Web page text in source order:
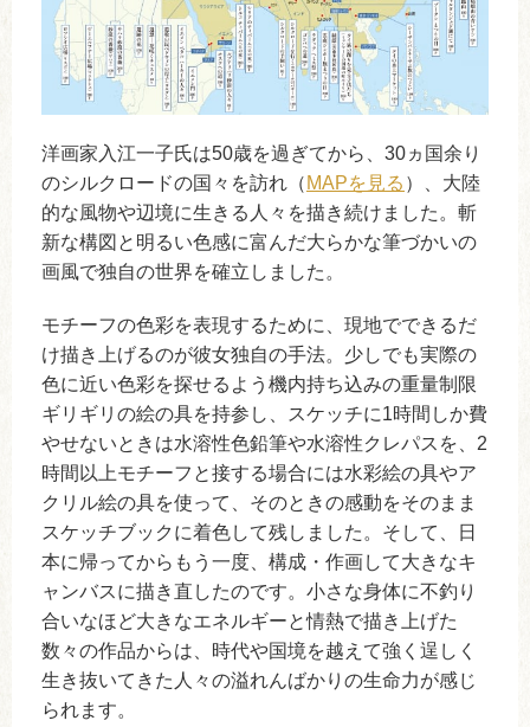
洋画家入江一子氏は50歳を過ぎてから、30ヵ国余り
のシルクロードの国々を訪れ（ MAPを見る ）、大陸
的な風物や辺境に生きる人々を描き続けました。斬
新な構図と明るい色感に富んだ大らかな筆づかいの
画風で独自の世界を確立しました。
モチーフの色彩を表現するために、現地でできるだ
け描き上げるのが彼女独自の手法。少しでも実際の
色に近い色彩を探せるよう機内持ち込みの重量制限
ギリギリの絵の具を持参し、スケッチに1時間しか費
やせないときは水溶性色鉛筆や水溶性クレパスを、2
時間以上モチーフと接する場合には水彩絵の具やア
クリル絵の具を使って、そのときの感動をそのまま
スケッチブックに着色して残しました。そして、日
本に帰ってからもう一度、構成・作画して大きなキ
ャンバスに描き直したのです。小さな身体に不釣り
合いなほど大きなエネルギーと情熱で描き上げた
数々の作品からは、時代や国境を越えて強く逞しく
生き抜いてきた人々の溢れんばかりの生命力が感じ
られます。